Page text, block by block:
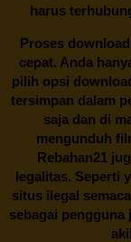
harus
Proses
cepat. Anda
pilih opsi
tersimpan dalam
saja dan di
mengunduh
Rebahan21
legalitas. Seperti
situs ilegal
sebagai pengguna